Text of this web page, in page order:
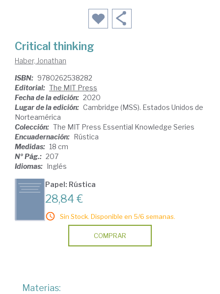
Critical thinking
Haber, Jonathan
ISBN: 9780262538282
Editorial: The MIT Press
Fecha de la edición: 2020
Lugar de la edición: Cambridge (MSS). Estados Unidos de
Norteamérica
Colección: The MIT Press Essential Knowledge Series
Encuadernación: Rústica
Medidas: 18 cm
Nº Pág.: 207
Idiomas: Inglés
Papel: Rústica
28,84 €
Sin Stock. Disponible en 5/6 semanas.
COMPRAR
Materias: